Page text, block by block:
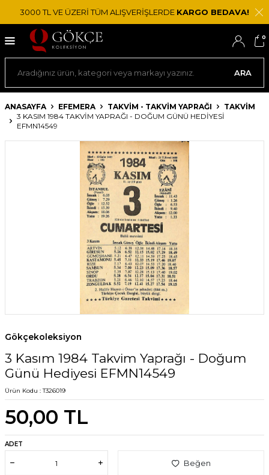
3000 TL VE ÜZERİ TÜM ALIŞVERİŞLERDE KARGO BEDAVA!
ARA
0
ANASAYFA EFEMERA TAKVIM - TAKVIM YAPRAĞI
TAKVIM
3 KASIM 1984 TAKVIM YAPRAĞI - DOĞUM GÜNÜ HEDIYESI
EFMN14549
Gökçekoleksiyon
3 Kasım 1984 Takvim Yaprağı - Doğum
Günü Hediyesi EFMN14549
Ürün Kodu :T326019
50,00 TL
ADET
Beğen